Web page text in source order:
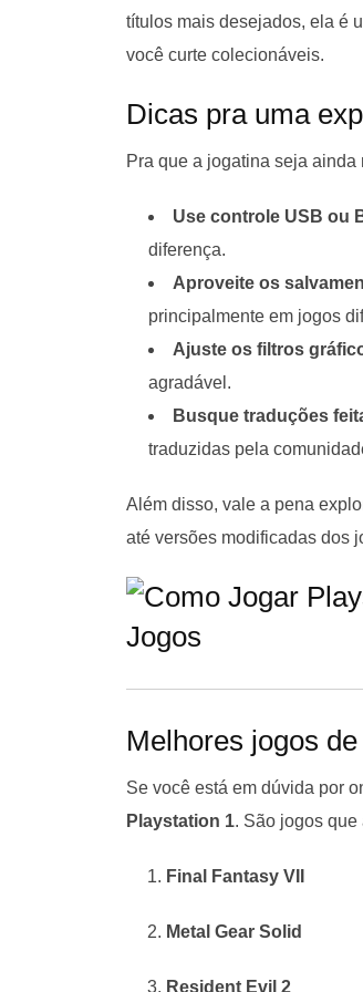
títulos mais desejados, ela é
você curte colecionáveis.
Dicas pra uma
Pra que a jogatina seja
Use controle USB ou
diferença.
Aproveite os
principalmente em jogos
Ajuste os filtros
agradável.
Busque traduções
traduzidas pela
Além disso, vale a pena
até versões modificadas dos
Melhores jogos
Se você está em dúvida por
Playstation 1. São jogos
Final Fantasy VII
Metal Gear Solid
Resident Evil 2